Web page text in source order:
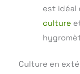
est idéal
culture
Culture en